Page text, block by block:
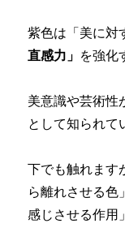
紫色は「美に対
直感力」 を強化
美意識や芸術性
として知られて
下でも触れます
ら離れさせる色
感じさせる作用